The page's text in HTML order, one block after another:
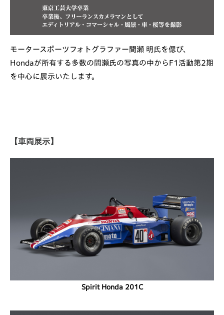
モータースポーツフォトグラファー間瀬 明氏を偲び、
Hondaが所有する多数の間瀬氏の写真の中からF1活動第2期
を中心に展示いたします。
【車両展示】
Spirit Honda 201C